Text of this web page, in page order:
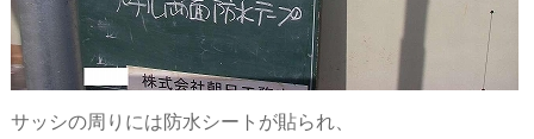
サッシの周りには防水シートが貼られ、